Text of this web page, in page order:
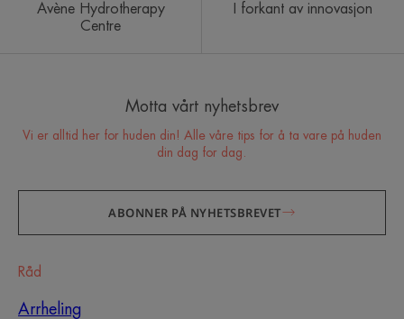
Avène Hydrotherapy
Centre
I forkant av innovasjon
Motta vårt nyhetsbrev
Vi er alltid her for huden din! Alle våre tips for å ta vare på huden
din dag for dag.
ABONNER PÅ NYHETSBREVET
Råd
Arrheling